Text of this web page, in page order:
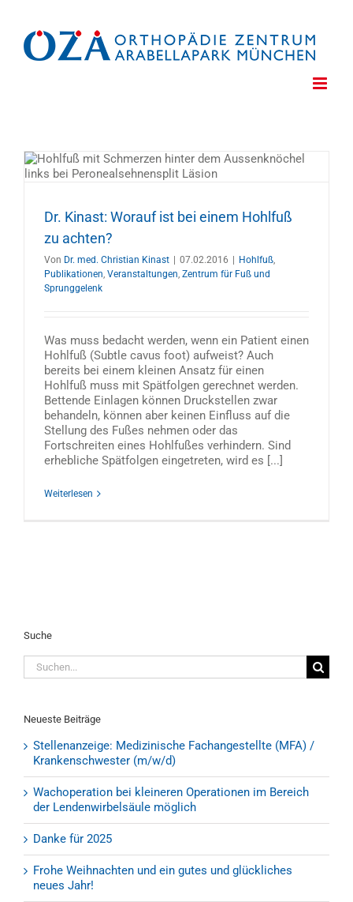
springen
Dr. Kinast: Worauf ist bei einem Hohlfuß
zu achten?
Von Dr. med. Christian Kinast 07.02.2016 Hohlfuß,
Publikationen, Veranstaltungen, Zentrum für Fuß und
Sprunggelenk
Was muss bedacht werden, wenn ein Patient einen
Hohlfuß (Subtle cavus foot) aufweist? Auch
bereits bei einem kleinen Ansatz für einen
Hohlfuß muss mit Spätfolgen gerechnet werden.
Bettende Einlagen können Druckstellen zwar
behandeln, können aber keinen Einfluss auf die
Stellung des Fußes nehmen oder das
Fortschreiten eines Hohlfußes verhindern. Sind
erhebliche Spätfolgen eingetreten, wird es [...]
Weiterlesen
Suche
Suche
nach:
Neueste Beiträge
Stellenanzeige: Medizinische Fachangestellte (MFA) /
Krankenschwester (m/w/d)
Wachoperation bei kleineren Operationen im Bereich
der Lendenwirbelsäule möglich
Danke für 2025
Frohe Weihnachten und ein gutes und glückliches
neues Jahr!